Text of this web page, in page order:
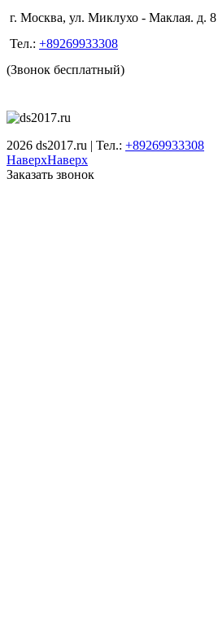
г. Москва, ул. Миклухо - Маклая. д. 8
Тел.: +89269933308
(Звонок бесплатный)
2026 ds2017.ru | Тел.: +89269933308
НаверхНаверх
Заказать звонок